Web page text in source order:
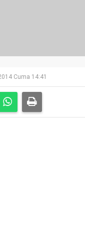
Cuma 14:41